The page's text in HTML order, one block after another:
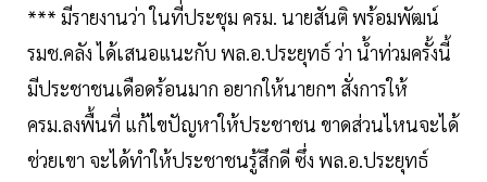
*** มีรายงานว่า ในที่ประชุม ครม. นายสันติ พร้อมพัฒน์
รมช.คลัง ได้เสนอแนะกับ พล.อ.ประยุทธ์ ว่า น้ำท่วมครั้งนี้
มีประชาชนเดือดร้อนมาก อยากให้นายกฯ สั่งการให้
ครม.ลงพื้นที่ แก้ไขปัญหาให้ประชาชน ขาดส่วนไหนจะได้
ช่วยเขา จะได้ทำให้ประชาชนรู้สึกดี ซึ่ง พล.อ.ประยุทธ์